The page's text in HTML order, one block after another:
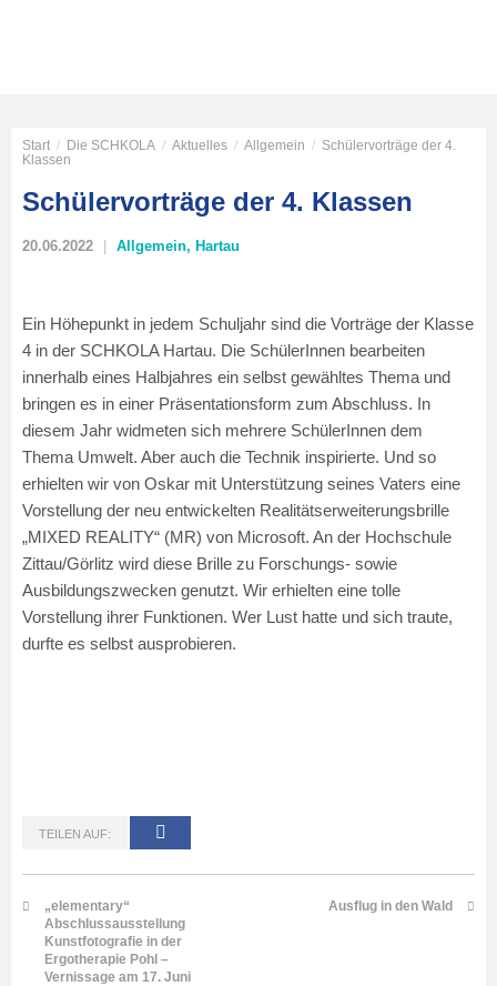
Start / Die SCHKOLA / Aktuelles / Allgemein / Schülervorträge der 4.
Klassen
Schülervorträge der 4. Klassen
20.06.2022 Allgemein, Hartau
Ein Höhepunkt in jedem Schuljahr sind die Vorträge der Klasse
4 in der SCHKOLA Hartau. Die SchülerInnen bearbeiten
innerhalb eines Halbjahres ein selbst gewähltes Thema und
bringen es in einer Präsentationsform zum Abschluss. In
diesem Jahr widmeten sich mehrere SchülerInnen dem
Thema Umwelt. Aber auch die Technik inspirierte. Und so
erhielten wir von Oskar mit Unterstützung seines Vaters eine
Vorstellung der neu entwickelten Realitätserweiterungsbrille
„MIXED REALITY“ (MR) von Microsoft. An der Hochschule
Zittau/Görlitz wird diese Brille zu Forschungs- sowie
Ausbildungszwecken genutzt. Wir erhielten eine tolle
Vorstellung ihrer Funktionen. Wer Lust hatte und sich traute,
durfte es selbst ausprobieren.
TEILEN AUF:
„elementary“
Abschlussausstellung
Kunstfotografie in der
Ergotherapie Pohl –
Vernissage am 17. Juni
Ausflug in den Wald